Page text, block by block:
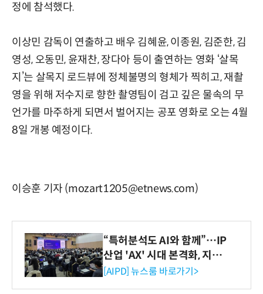
정에 참석했다.
이상민 감독이 연출하고 배우 김혜윤, 이종원, 김준한, 김
영성, 오동민, 윤재찬, 장다아 등이 출연하는 영화 ‘살목
지’는 살목지 로드뷰에 정체불명의 형체가 찍히고, 재촬
영을 위해 저수지로 향한 촬영팀이 검고 깊은 물속의 무
언가를 마주하게 되면서 벌어지는 공포 영화로 오는 4월
8일 개봉 예정이다.
이승훈 기자 (mozart1205@etnews.com)
“특허분석도 AI와 함께”…IP
산업 'AX' 시대 본격화, 지식
재산처 1호 AI IP데이터분석
[AIPD] 뉴스룸 바로가기>